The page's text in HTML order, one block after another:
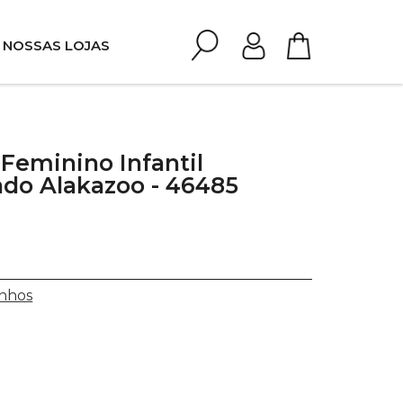
NOSSAS LOJAS
Infantil
Alakazoo - 46485